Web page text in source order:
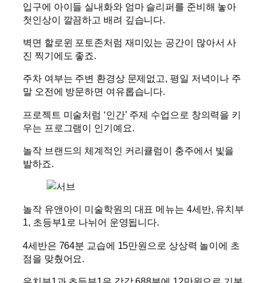
입구에 아이들 실내화와 엄마 슬리퍼를 준비해 놓아
첫인상이 깔끔하고 배려 깊습니다.
벽면 할로윈 포토존처럼 재미있는 공간이 많아서 사
진 찍기에도 좋죠.
주차 여부는 주변 환경상 문제없고, 평일 저녁이나 주
말 오전에 방문하면 여유롭습니다.
프로젝트 미술처럼 ‘인간’ 주제 수업으로 창의력을 키
우는 프로그램이 인기예요.
놀작 브랜드의 체계적인 커리큘럼이 충주에서 빛을
발하죠.
놀작 유앤아이 미술학원의 대표 메뉴는 4세반, 유치부
1, 초등부1로 나뉘어 운영됩니다.
4세반은 764분 교습에 15만원으로 상상력 놀이에 초
점을 맞췄어요.